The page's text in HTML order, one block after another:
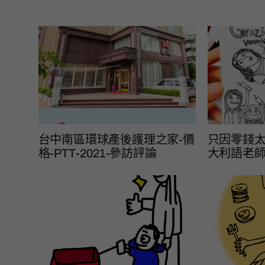
台中南區環球產後護理之家-價
格-PTT-2021-參訪評論
只因零錢
大利語老